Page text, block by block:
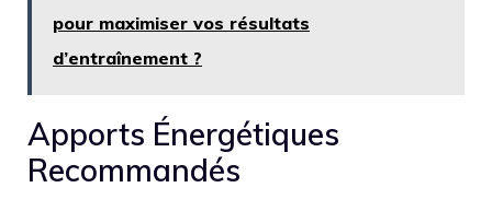
pour maximiser vos résultats
d’entraînement ?
Apports Énergétiques
Recommandés